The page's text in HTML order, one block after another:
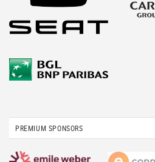
PREMIUM SPONSORS